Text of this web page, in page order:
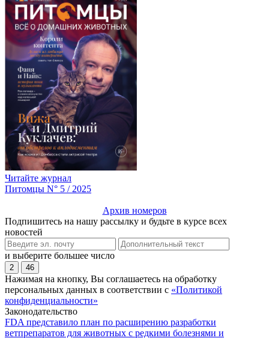
Читайте журнал
Питомцы N° 5 / 2025
Архив номеров
Подпишитесь на нашу рассылку и будьте в курсе всех
новостей
и выберите большее число
2 46
Нажимая на кнопку, Вы соглашаетесь на обработку
персональных данных в соответствии с «Политикой
конфиденциальности»
Законодательство
FDA представило план по расширению разработки
ветпрепаратов для животных с редкими болезнями и